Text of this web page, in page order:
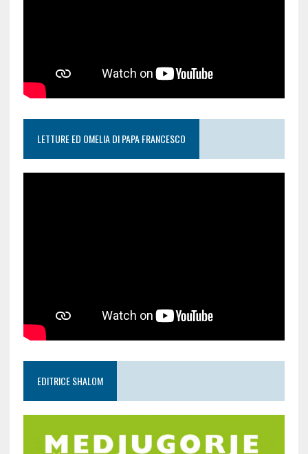
LETTURE ED OMELIA DI PAPA FRANCESCO
EDITRICE SHALOM